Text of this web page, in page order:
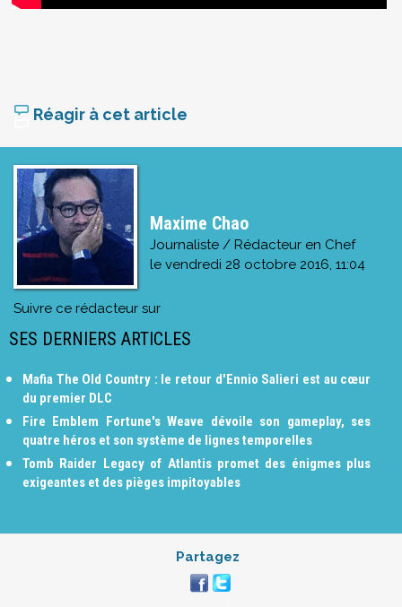
Réagir à cet article
Maxime Chao
Journaliste / Rédacteur en Chef
le vendredi 28 octobre 2016, 11:04
Suivre ce rédacteur sur
SES DERNIERS ARTICLES
Mafia The Old Country : le retour d'Ennio Salieri est au cœur
du premier DLC
Fire Emblem Fortune's Weave dévoile son gameplay, ses
quatre héros et son système de lignes temporelles
Tomb Raider Legacy of Atlantis promet des énigmes plus
exigeantes et des pièges impitoyables
Partagez